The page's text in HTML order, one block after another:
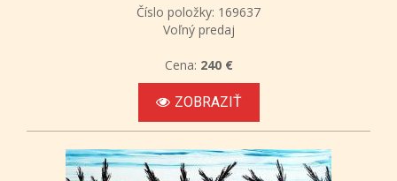
Číslo položky: 169637
Voľný predaj
Cena: 240 €
ZOBRAZIŤ